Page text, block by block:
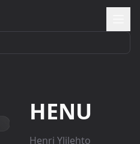
HENU
Henri Ylilehto